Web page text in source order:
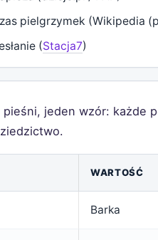
pielgrzymek (Wikipedia
(Stacja7)
jeden wzór: każde
WARTOŚĆ
Barka